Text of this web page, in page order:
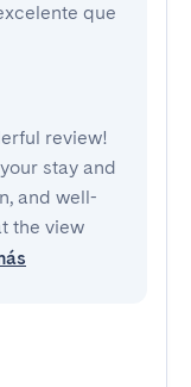
que
review!
stay and
and well-
the view